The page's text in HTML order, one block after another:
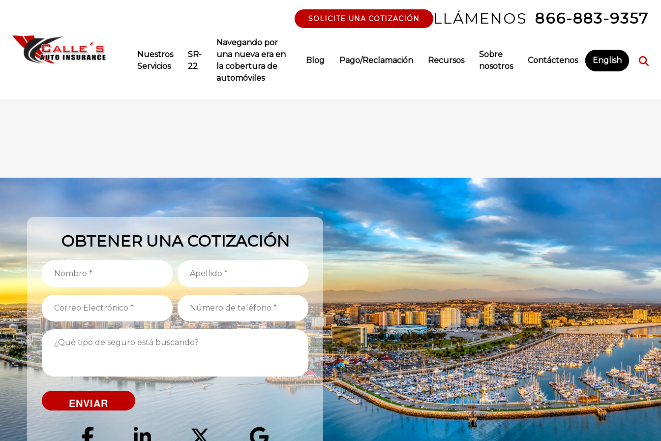
SOLICITE UNA COTIZACIÓN LLÁMENOS 866-883-9357
Nuestros
Servicios
SR-
22
Navegando por
una nueva era en
la cobertura de
automóviles
Blog Pago/Reclamación Recursos
Sobre
nosotros
Contáctenos English
OBTENER UNA COTIZACIÓN
Nombre
(Obligatorio)
Apellido
(Obligatorio)
Correo
Electrónico
(Obligatorio)
Número
de
teléfono
¿Qué
tipo
de
seguro
buscando?